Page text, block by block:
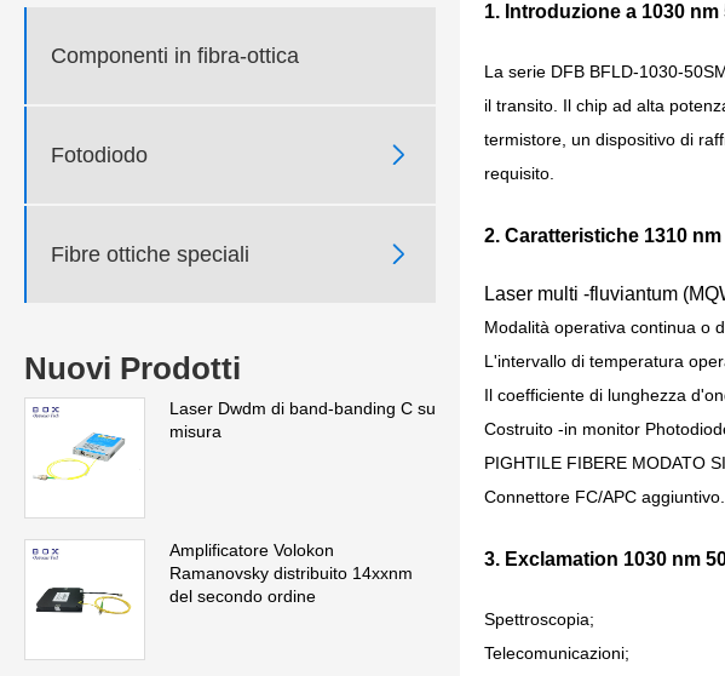
Componenti in fibra-ottica
Fotodiodo 
Fibre ottiche speciali 
Nuovi Prodotti
Laser Dwdm di band-banding C su
misura
Amplificatore Volokon
Ramanovsky distribuito 14xxnm
del secondo ordine
1. Introduzione a 1030
La serie DFB BFLD-1030-
il transito. Il chip ad alta
termistore, un dispositivo di
requisito.
2. Caratteristiche 1310
Laser multi -fluviantum
Modalità operativa continua o
L'intervallo di temperatura
Il coefficiente di lunghezza
Costruito -in monitor
PIGHTILE FIBERE MODATO
Connettore FC/APC aggiuntivo.
3. Exclamation 1030 nm
Spettroscopia;
Telecomunicazioni;